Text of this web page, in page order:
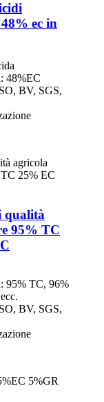
ec in
48%EC
BV, SGS,
qualità
95% TC
95% TC, 96%
BV, SGS,